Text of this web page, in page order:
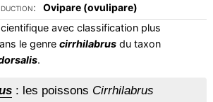
Ovipare (ovulipare)
avec classification plus
le genre cirrhilabrusdu taxon
.
: les poissons Cirrhilabrus